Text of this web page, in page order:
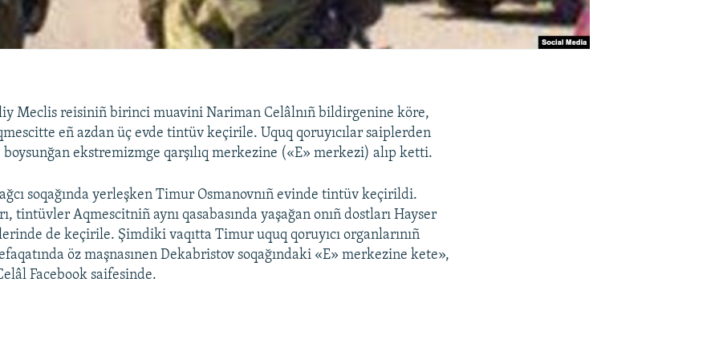
Meclis reisiniñ birinci muavini Nariman Celâlnıñ bildirgenine köre,
eñ azdan üç evde tintüv keçirile. Uquq qoruyıcılar saiplerden
ekstremizmge qarşılıq merkezine («E» merkezi) alıp ketti.
soqağında yerleşken Timur Osmanovnıñ evinde tintüv keçirildi.
tintüvler Aqmescitniñ aynı qasabasında yaşağan onıñ dostları Hayser
de keçirile. Şimdiki vaqıtta Timur uquq qoruyıcı organlarınıñ
öz maşnasınen Dekabristov soqağındaki «E» merkezine kete»,
Facebook saifesinde.